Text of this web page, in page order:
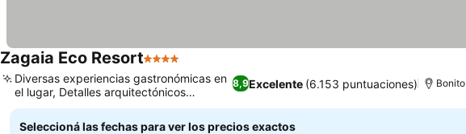
Zagaia Eco Resort4 Estrellas
8,9Excelente (6.153 puntuaciones)
Diversas experiencias gastronómicas en
el lugar, Detalles arquitectónicos
culturales únicos
Bonito
Seleccioná las fechas para ver los precios exactos